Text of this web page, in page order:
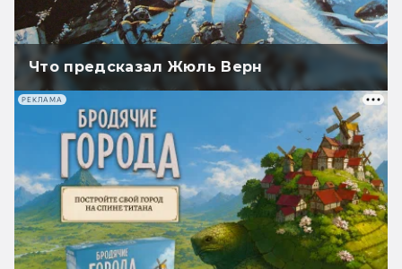
Что предсказал Жюль Верн
РЕКЛАМА